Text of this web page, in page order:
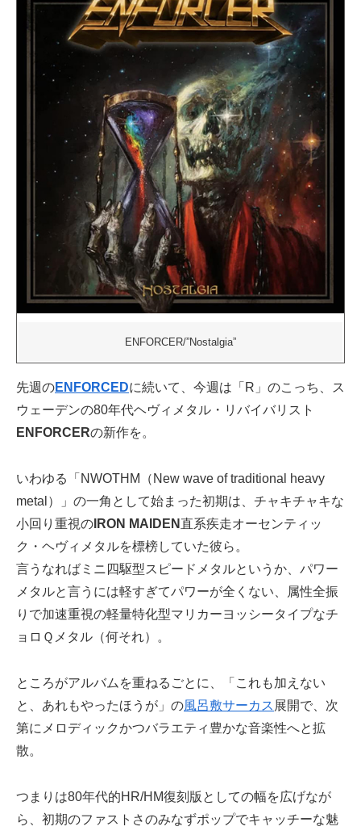
ENFORCER/”Nostalgia”
先週のENFORCEDに続いて、今週は「R」のこっち、ス
ウェーデンの80年代ヘヴィメタル・リバイバリスト
ENFORCERの新作を。
いわゆる「NWOTHM（New wave of traditional heavy
metal）」の一角として始まった初期は、チャキチャキな
小回り重視の IRON MAIDEN直系疾走オーセンティッ
ク・ヘヴィメタルを標榜していた彼ら。
言うなればミニ四駆型スピードメタルというか、パワー
メタルと言うには軽すぎてパワーが全くない、属性全振
りで加速重視の軽量特化型マリカーヨッシータイプなチ
ョロＱメタル（何それ）。
ところがアルバムを重ねるごとに、「これも加えない
と、あれもやったほうが」の風呂敷サーカス 展開で、次
第にメロディックかつバラエティ豊かな音楽性へと拡
散。
つまりは80年代的HR/HM復刻版としての幅を広げなが
ら、初期のファストさのみなずポップでキャッチーな魅